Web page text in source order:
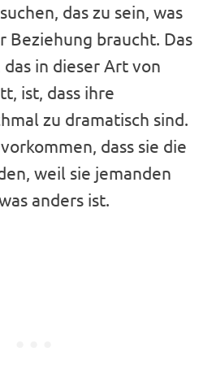
das zu sein, was
Beziehung braucht. Das
in dieser Art von
ist, dass ihre
zu dramatisch sind.
dass sie die
weil sie jemanden
anders ist.